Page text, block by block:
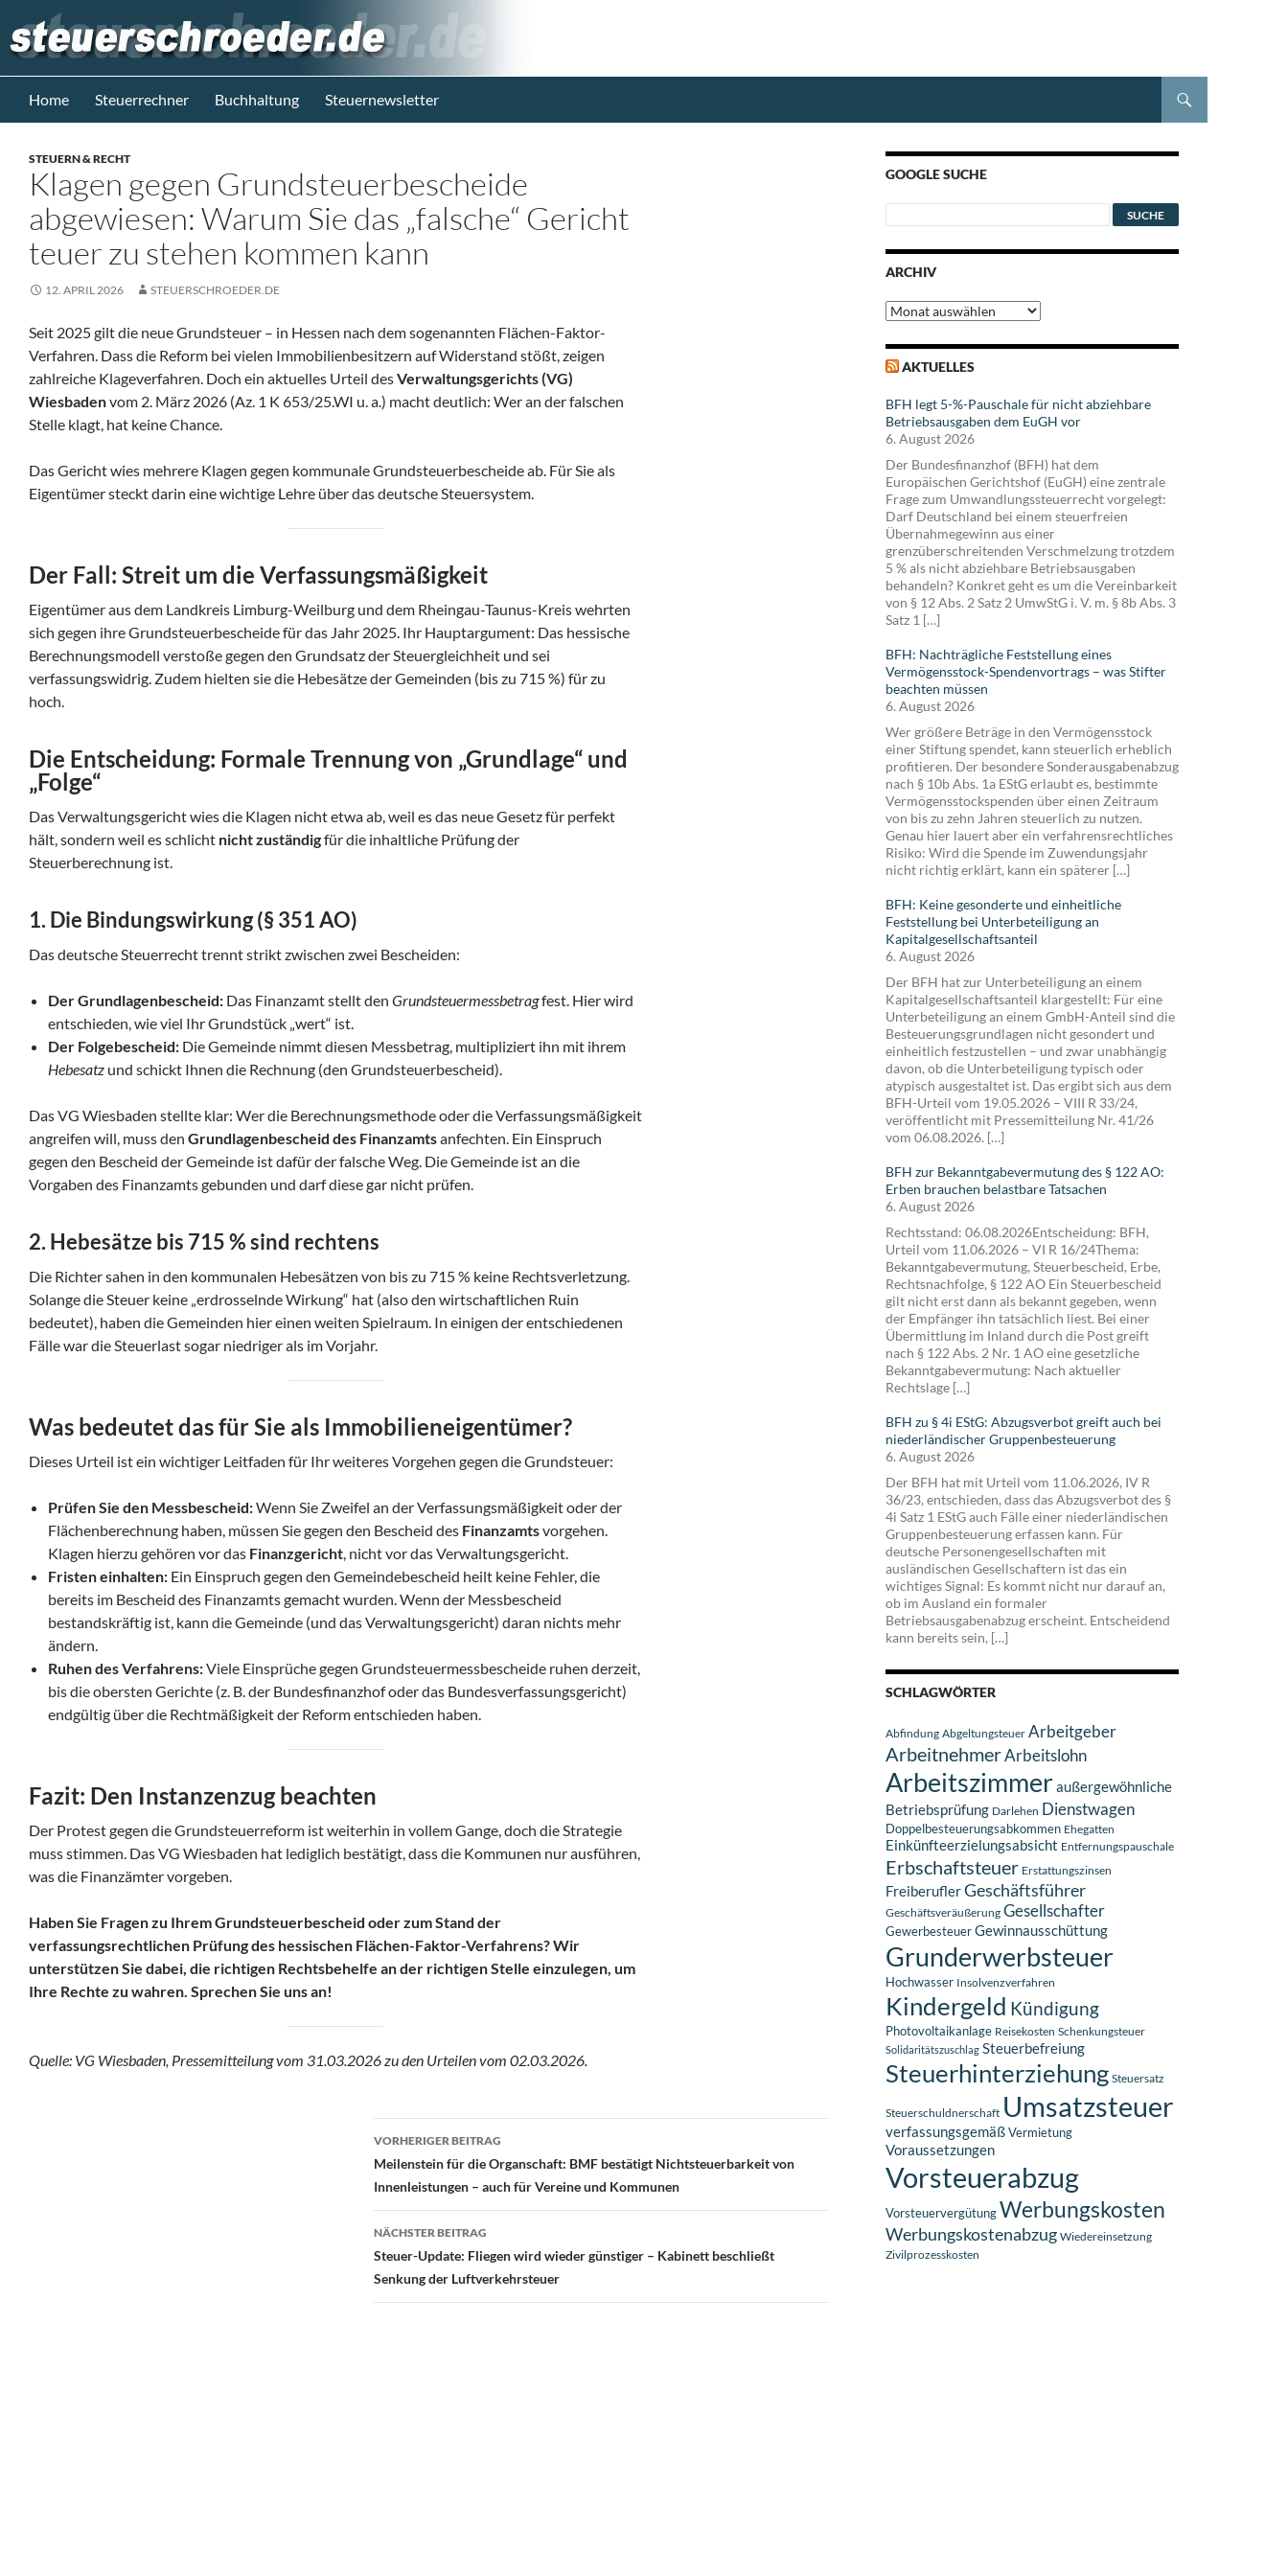
Inhalt
springen
Steuerblog www.steuerschroeder.de
Home Steuerrechner Buchhaltung Steuernewsletter
STEUERN & RECHT
Klagen gegen Grundsteuerbescheide
abgewiesen: Warum Sie das „falsche“ Gericht
teuer zu stehen kommen kann
12. APRIL 2026 STEUERSCHROEDER.DE
Seit 2025 gilt die neue Grundsteuer – in Hessen nach dem sogenannten Flächen-Faktor-
Verfahren. Dass die Reform bei vielen Immobilienbesitzern auf Widerstand stößt, zeigen
zahlreiche Klageverfahren. Doch ein aktuelles Urteil desVerwaltungsgerichts (VG)
Wiesbadenvom 2. März 2026 (Az. 1 K 653/25.WI u. a.) macht deutlich: Wer an der falschen
Stelle klagt, hat keine Chance.
Das Gericht wies mehrere Klagen gegen kommunale Grundsteuerbescheide ab. Für Sie als
Eigentümer steckt darin eine wichtige Lehre über das deutsche Steuersystem.
Der Fall: Streit um die Verfassungsmäßigkeit
Eigentümer aus dem Landkreis Limburg-Weilburg und dem Rheingau-Taunus-Kreis wehrten
sich gegen ihre Grundsteuerbescheide für das Jahr 2025. Ihr Hauptargument: Das hessische
Berechnungsmodell verstoße gegen den Grundsatz der Steuergleichheit und sei
verfassungswidrig. Zudem hielten sie die Hebesätze der Gemeinden (bis zu 715 %) für zu
hoch.
Die Entscheidung: Formale Trennung von „Grundlage“ und
„Folge“
Das Verwaltungsgericht wies die Klagen nicht etwa ab, weil es das neue Gesetz für perfekt
hält, sondern weil es schlicht nicht zuständigfür die inhaltliche Prüfung der
Steuerberechnung ist.
1. Die Bindungswirkung (§ 351 AO)
Das deutsche Steuerrecht trennt strikt zwischen zwei Bescheiden:
Der Grundlagenbescheid: Das Finanzamt stellt den Grundsteuermessbetragfest. Hier wird
entschieden, wie viel Ihr Grundstück „wert“ ist.
Der Folgebescheid: Die Gemeinde nimmt diesen Messbetrag, multipliziert ihn mit ihrem
Hebesatz und schickt Ihnen die Rechnung (den Grundsteuerbescheid).
Das VG Wiesbaden stellte klar: Wer die Berechnungsmethode oder die Verfassungsmäßigkeit
angreifen will, muss den Grundlagenbescheid des Finanzamtsanfechten. Ein Einspruch
gegen den Bescheid der Gemeinde ist dafür der falsche Weg. Die Gemeinde ist an die
Vorgaben des Finanzamts gebunden und darf diese gar nicht prüfen.
2. Hebesätze bis 715 % sind rechtens
Die Richter sahen in den kommunalen Hebesätzen von bis zu 715 % keine Rechtsverletzung.
Solange die Steuer keine „erdrosselnde Wirkung“ hat (also den wirtschaftlichen Ruin
bedeutet), haben die Gemeinden hier einen weiten Spielraum. In einigen der entschiedenen
Fälle war die Steuerlast sogar niedriger als im Vorjahr.
Was bedeutet das für Sie als Immobilieneigentümer?
Dieses Urteil ist ein wichtiger Leitfaden für Ihr weiteres Vorgehen gegen die Grundsteuer:
Prüfen Sie den Messbescheid:Wenn Sie Zweifel an der Verfassungsmäßigkeit oder der
Flächenberechnung haben, müssen Sie gegen den Bescheid des Finanzamtsvorgehen.
Klagen hierzu gehören vor das Finanzgericht, nicht vor das Verwaltungsgericht.
Fristen einhalten: Ein Einspruch gegen den Gemeindebescheid heilt keine Fehler, die
bereits im Bescheid des Finanzamts gemacht wurden. Wenn der Messbescheid
bestandskräftig ist, kann die Gemeinde (und das Verwaltungsgericht) daran nichts mehr
ändern.
Ruhen des Verfahrens:Viele Einsprüche gegen Grundsteuermessbescheide ruhen derzeit,
bis die obersten Gerichte (z. B. der Bundesfinanzhof oder das Bundesverfassungsgericht)
endgültig über die Rechtmäßigkeit der Reform entschieden haben.
Fazit: Den Instanzenzug beachten
Der Protest gegen die Grundsteuerreform ist weiterhin in vollem Gange, doch die Strategie
muss stimmen. Das VG Wiesbaden hat lediglich bestätigt, dass die Kommunen nur ausführen,
was die Finanzämter vorgeben.
Haben Sie Fragen zu Ihrem Grundsteuerbescheid oder zum Stand der
verfassungsrechtlichen Prüfung des hessischen Flächen-Faktor-Verfahrens? Wir
unterstützen Sie dabei, die richtigen Rechtsbehelfe an der richtigen Stelle einzulegen, um
Ihre Rechte zu wahren. Sprechen Sie uns an!
Quelle: VG Wiesbaden, Pressemitteilung vom 31.03.2026 zu den Urteilen vom 02.03.2026.
Beitragsnavigation
VORHERIGER BEITRAG
Meilenstein für die Organschaft: BMF bestätigt Nichtsteuerbarkeit von
Innenleistungen – auch für Vereine und Kommunen
NÄCHSTER BEITRAG
Steuer-Update: Fliegen wird wieder günstiger – Kabinett beschließt
Senkung der Luftverkehrsteuer
GOOGLE SUCHE
ARCHIV
Archiv
AKTUELLES
BFH legt 5-%-Pauschale für nicht abziehbare
Betriebsausgaben dem EuGH vor
6. August 2026
Der Bundesfinanzhof (BFH) hat dem
Europäischen Gerichtshof (EuGH) eine zentrale
Frage zum Umwandlungssteuerrecht vorgelegt:
Darf Deutschland bei einem steuerfreien
Übernahmegewinn aus einer
grenzüberschreitenden Verschmelzung trotzdem
5 % als nicht abziehbare Betriebsausgaben
behandeln? Konkret geht es um die Vereinbarkeit
von § 12 Abs. 2 Satz 2 UmwStG i. V. m. § 8b Abs. 3
Satz 1 […]
BFH: Nachträgliche Feststellung eines
Vermögensstock-Spendenvortrags – was Stifter
beachten müssen
6. August 2026
Wer größere Beträge in den Vermögensstock
einer Stiftung spendet, kann steuerlich erheblich
profitieren. Der besondere Sonderausgabenabzug
nach § 10b Abs. 1a EStG erlaubt es, bestimmte
Vermögensstockspenden über einen Zeitraum
von bis zu zehn Jahren steuerlich zu nutzen.
Genau hier lauert aber ein verfahrensrechtliches
Risiko: Wird die Spende im Zuwendungsjahr
nicht richtig erklärt, kann ein späterer […]
BFH: Keine gesonderte und einheitliche
Feststellung bei Unterbeteiligung an
Kapitalgesellschaftsanteil
6. August 2026
Der BFH hat zur Unterbeteiligung an einem
Kapitalgesellschaftsanteil klargestellt: Für eine
Unterbeteiligung an einem GmbH-Anteil sind die
Besteuerungsgrundlagen nicht gesondert und
einheitlich festzustellen – und zwar unabhängig
davon, ob die Unterbeteiligung typisch oder
atypisch ausgestaltet ist. Das ergibt sich aus dem
BFH-Urteil vom 19.05.2026 – VIII R 33/24,
veröffentlicht mit Pressemitteilung Nr. 41/26
vom 06.08.2026. […]
BFH zur Bekanntgabevermutung des § 122 AO:
Erben brauchen belastbare Tatsachen
6. August 2026
Rechtsstand: 06.08.2026Entscheidung: BFH,
Urteil vom 11.06.2026 – VI R 16/24Thema:
Bekanntgabevermutung, Steuerbescheid, Erbe,
Rechtsnachfolge, § 122 AO Ein Steuerbescheid
gilt nicht erst dann als bekannt gegeben, wenn
der Empfänger ihn tatsächlich liest. Bei einer
Übermittlung im Inland durch die Post greift
nach § 122 Abs. 2 Nr. 1 AO eine gesetzliche
Bekanntgabevermutung: Nach aktueller
Rechtslage […]
BFH zu § 4i EStG: Abzugsverbot greift auch bei
niederländischer Gruppenbesteuerung
6. August 2026
Der BFH hat mit Urteil vom 11.06.2026, IV R
36/23, entschieden, dass das Abzugsverbot des §
4i Satz 1 EStG auch Fälle einer niederländischen
Gruppenbesteuerung erfassen kann. Für
deutsche Personengesellschaften mit
ausländischen Gesellschaftern ist das ein
wichtiges Signal: Es kommt nicht nur darauf an,
ob im Ausland ein formaler
Betriebsausgabenabzug erscheint. Entscheidend
kann bereits sein, […]
SCHLAGWÖRTER
Abfindung Abgeltungsteuer Arbeitgeber
ArbeitnehmerArbeitslohn
Arbeitszimmeraußergewöhnliche
Betriebsprüfung Darlehen Dienstwagen
Doppelbesteuerungsabkommen Ehegatten
Einkünfteerzielungsabsicht Entfernungspauschale
Erbschaftsteuer Erstattungszinsen
FreiberuflerGeschäftsführer
Geschäftsveräußerung Gesellschafter
GewerbesteuerGewinnausschüttung
Grunderwerbsteuer
Hochwasser Insolvenzverfahren
Kindergeld Kündigung
Photovoltaikanlage Reisekosten Schenkungsteuer
Solidaritätszuschlag Steuerbefreiung
Steuerhinterziehung Steuersatz
Steuerschuldnerschaft Umsatzsteuer
verfassungsgemäßVermietung
Voraussetzungen
Vorsteuerabzug
VorsteuervergütungWerbungskosten
Werbungskostenabzug Wiedereinsetzung
Zivilprozesskosten
Steuerberater
M. Schröder
Berlin